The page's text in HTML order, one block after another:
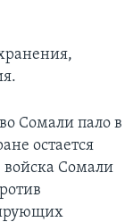
Сомали пало в
остается
Сомали